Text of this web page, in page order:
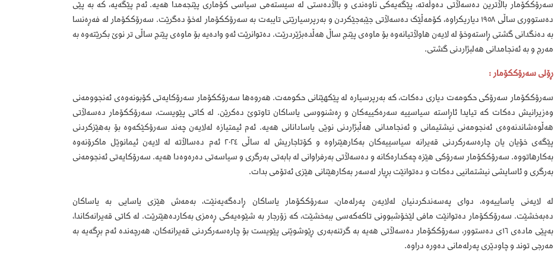
سەرۆککۆمار باڵاترین دەسەڵاتی دەوڵەتە، پێگەیەکی ناوەندی و باڵادەستی لە سیستەمی سیاسی کۆماری پێنجەمدا هەیە. ئەم پێگەیە، کە بە پێی
دەستووری ساڵی ١٩٥٨ دیاریکراوە، کۆمەڵێک دەسەڵاتی جێبەجێکردن و بەرپرسیارێتی تایبەت بە سەرۆککۆمار لەخۆ دەگرێت. سەرۆککۆمار لە فەڕەنسا
بە دەنگدانی گشتی ڕاستەوخۆ لە لایەن هاوڵاتیانەوە بۆ ماوەی پێنج ساڵ هەڵدەبژێردرێت. دەتوانرێت ئەو وادەیە بۆ ماوەی پێنج ساڵی تر نوێ بکرێتەوە بە
مەرج و بە ئەنجامدانی هەلبژاردنی گشتی.
ڕۆلی سەرۆککۆمار :
سەرۆککۆمار سەرۆکی حکومەت دیاری دەکات، کە بەرپرسیارە لە پێکهێنانی حکومەت. هەروەها سەرۆککۆمار سەرۆکایەتی کۆبونەوەی ئەنجوومەنی
وەزیرانیش دەکات کە تیایدا ئاڕاستە سیاسییە سەرەکییەکان و ڕەشنووسی یاساکان تاوتوێ دەکرێن. لە کاتی پێویست، سەرۆککۆمار دەسەڵاتی
هەڵوەشاندنەوەی ئەنجومەنی نیشتیمانی و ئەنجامدانی هەڵبژاردنی نوێی یاسادانانی هەیە. ئەم ئیمتیازە لەلایەن چەند سەرۆکێکەوە بۆ بەهێزکردنی
پێگەی خۆیان یان چارەسەرکردنی قەیرانە سیاسییەکان بەکارهێنراوە و کۆتاجاریش لە ساڵی ٢٠٢٤ ئەم دەساڵاتە لە لایەن ئیمانوێل ماکرۆنەوە
بەکارهاتووە. سەرۆککۆمار سەرۆکی هێزە چەکدارەکانە و دەسەڵاتی بەرفراوانی لە بابەتی بەرگری و سیاسەتی دەرەوەدا هەیە. سەرۆکایەتی ئەنجومەنی
بەرگری و ئاسایشی نیشتمانیی دەکات و دەتوانێت بڕیار لەسەر بەکارهێنانی هێزی ئەتۆمی بدات.
لە لایەنی یاساییەوە، دوای پەسەندکردنیان لەلایەن پەرلەمان، سەرۆککۆمار یاساکان ڕادەگەیەنێت، بەمەش هێزی یاسایی بە یاساکان
دەبەخشێت. سەرۆککۆمار دەتوانێت مافی لێخۆشبوونی تاکەکەسی ببەخشێت، کە زۆرجار بە شێوەیەکی ڕەمزی بەکاردەهێنرێت. لە کاتی قەیرانەکاندا،
بەپێی مادەی ١٦ی دەستوور، سەرۆککۆمار دەسەڵاتی هەیە بە گرتنەبەری ڕێوشوێنی پێویست بۆ چارەسەرکردنی قەیرانەکان، هەرچەندە ئەم بڕگەیە بە
مەرجی توند و چاودێری پەرلەمانی دەورە دراوە.